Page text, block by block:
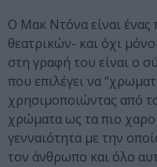
Ο Μακ Ντόνα είναι
θεατρικών- και όχι
στη γραφή του είναι ο
που επιλέγει να
χρησιμοποιώντας από
χρώματα ως τα πιο
γενναιότητα με την
τον άνθρωπο και όλο